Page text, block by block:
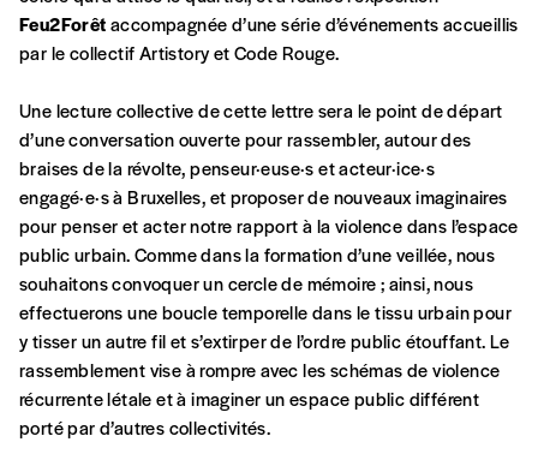
compte
manière, vous soutenez le travail de l’équipe
de rédaction selon vos moyens et vos
En pratique
Vous vous abonnez pour l’année civile en
cours ou vous commandez au numéro.
Vous indiquez si vous souhaitez recevoir la
revue en format papier ou numérique.
Vous renseignez vos coordonnées.
Vous versez le montant de votre choix sur le
compteIBAN BE34 0010 7305
2190 avec en communication le numéro de
la commande renseigné dans le mail de
confirmation et la mention “participation
Feu2Forêtaccompagnée d’une série d’événements accueillis
par le collectif Artistory et Code Rouge.
Une lecture collective de cette lettre sera le point de départ
d’une conversation ouverte pour rassembler, autour des
braises de la révolte, penseur·euse·s et acteur·ice·s
engagé·e·s à Bruxelles, et proposer de nouveaux imaginaires
pour penser et acter notre rapport à la violence dans l’espace
public urbain. Comme dans la formation d’une veillée, nous
souhaitons convoquer un cercle de mémoire ; ainsi, nous
effectuerons une boucle temporelle dans le tissu urbain pour
y tisser un autre fil et s’extirper de l’ordre public étouffant. Le
rassemblement vise à rompre avec les schémas de violence
récurrente létale et à imaginer un espace public différent
porté par d’autres collectivités.